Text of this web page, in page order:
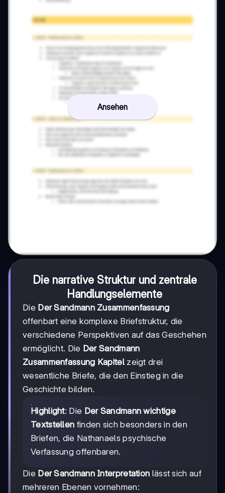
Ansehen
Die narrative Struktur und zentrale
Handlungselemente
Die Der Sandmann Zusammenfassung
offenbart eine komplexe Briefstruktur, die
verschiedene Perspektiven auf das Geschehen
ermöglicht. Die Der Sandmann
Zusammenfassung Kapitelzeigt drei
wesentliche Briefe, die den Einstieg in die
Geschichte bilden.
Highlight: Die Der Sandmann wichtige
Textstellen finden sich besonders in den
Briefen, die Nathanaels psychische
Verfassung offenbaren.
Die Der Sandmann Interpretation lässt sich auf
mehreren Ebenen vornehmen: